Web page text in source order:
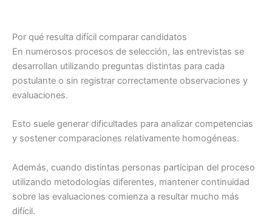
Por qué resulta difícil comparar candidatos
En numerosos procesos de selección, las entrevistas se
desarrollan utilizando preguntas distintas para cada
postulante o sin registrar correctamente observaciones y
evaluaciones.
Esto suele generar dificultades para analizar competencias
y sostener comparaciones relativamente homogéneas.
Además, cuando distintas personas participan del proceso
utilizando metodologías diferentes, mantener continuidad
sobre las evaluaciones comienza a resultar mucho más
difícil.